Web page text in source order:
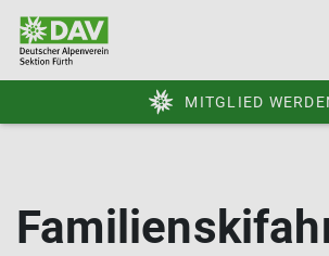
MITGLIED